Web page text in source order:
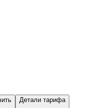
Детали тарифа